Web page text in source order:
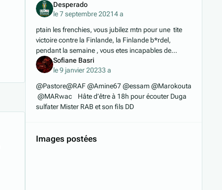
Daniel Riolo a dézingué le papi sénile Noël LeGrec.
Le pass
Desperado
le 7 septembre 20214 a
ptain les frenchies, vous jubilez mtn pour une tite
victoire contre la Finlande, la Finlande b*rdel,
pendant la semaine , vous etes incapables de
battre La bosnie( la boooooosnie p*tain de m*rde)
pu
Sofiane Basri
le 9 janvier 20233 a
@Pastore@RAF @Amine67 @essam @Marokouta
@MARwac Hâte d’être à 18h pour écouter Duga
Images postées